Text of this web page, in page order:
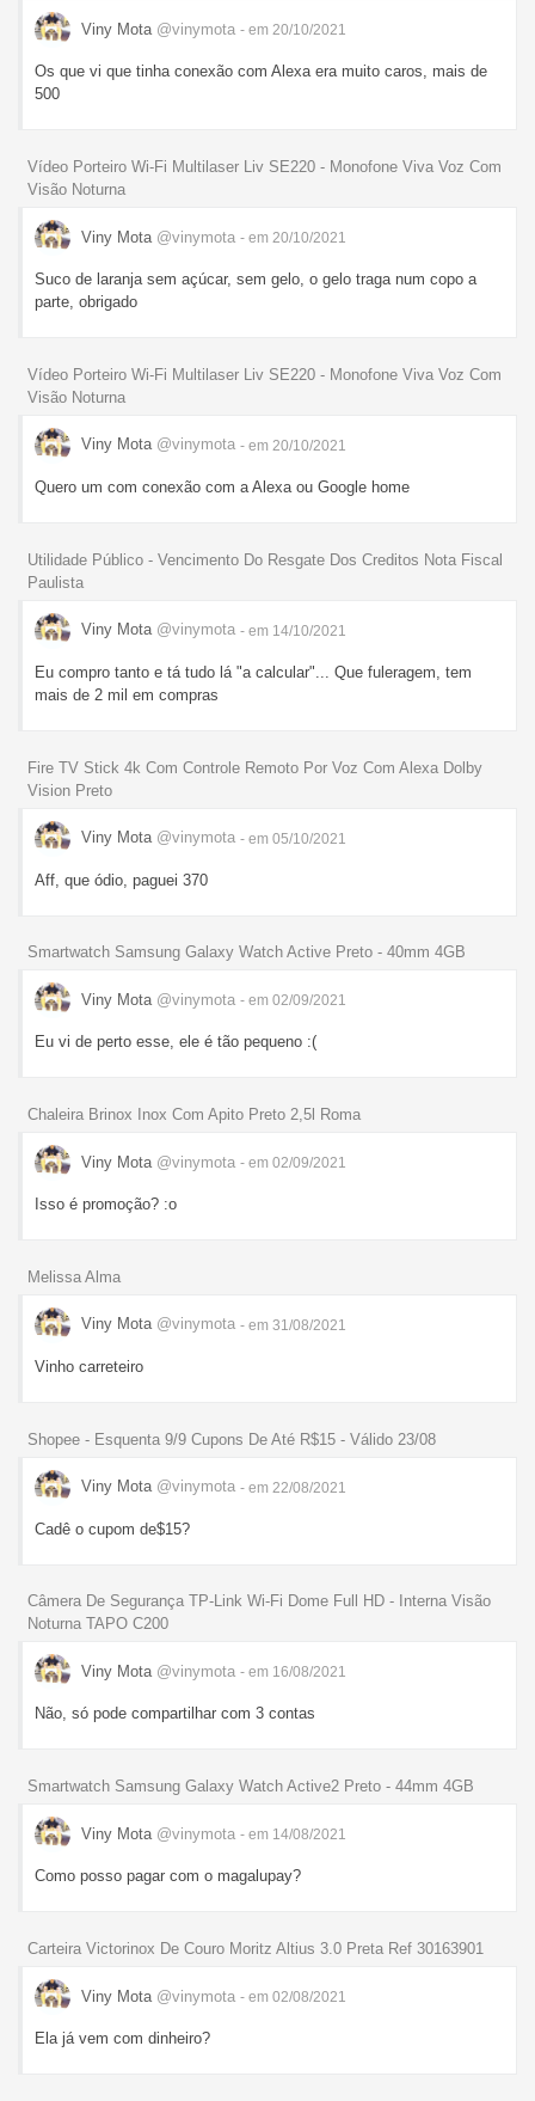
Viny Mota @vinymota - em 20/10/2021
Os que vi que tinha conexão com Alexa era muito caros, mais de
500
Vídeo Porteiro Wi-Fi Multilaser Liv SE220 - Monofone Viva Voz Com
Visão Noturna
Viny Mota @vinymota - em 20/10/2021
Suco de laranja sem açúcar, sem gelo, o gelo traga num copo a
parte, obrigado
Vídeo Porteiro Wi-Fi Multilaser Liv SE220 - Monofone Viva Voz Com
Visão Noturna
Viny Mota @vinymota - em 20/10/2021
Quero um com conexão com a Alexa ou Google home
Utilidade Público - Vencimento Do Resgate Dos Creditos Nota Fiscal
Paulista
Viny Mota @vinymota - em 14/10/2021
Eu compro tanto e tá tudo lá "a calcular"... Que fuleragem, tem
mais de 2 mil em compras
Fire TV Stick 4k Com Controle Remoto Por Voz Com Alexa Dolby
Vision Preto
Viny Mota @vinymota - em 05/10/2021
Aff, que ódio, paguei 370
Smartwatch Samsung Galaxy Watch Active Preto - 40mm 4GB
Viny Mota @vinymota - em 02/09/2021
Eu vi de perto esse, ele é tão pequeno :(
Chaleira Brinox Inox Com Apito Preto 2,5l Roma
Viny Mota @vinymota - em 02/09/2021
Isso é promoção? :o
Melissa Alma
Viny Mota @vinymota - em 31/08/2021
Vinho carreteiro
Shopee - Esquenta 9/9 Cupons De Até R$15 - Válido 23/08
Viny Mota @vinymota - em 22/08/2021
Cadê o cupom de$15?
Câmera De Segurança TP-Link Wi-Fi Dome Full HD - Interna Visão
Noturna TAPO C200
Viny Mota @vinymota - em 16/08/2021
Não, só pode compartilhar com 3 contas
Smartwatch Samsung Galaxy Watch Active2 Preto - 44mm 4GB
Viny Mota @vinymota - em 14/08/2021
Como posso pagar com o magalupay?
Carteira Victorinox De Couro Moritz Altius 3.0 Preta Ref 30163901
Viny Mota @vinymota - em 02/08/2021
Ela já vem com dinheiro?